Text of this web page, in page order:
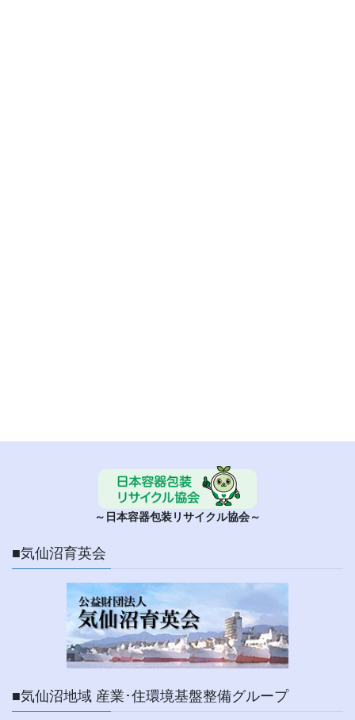
～日本容器包装リサイクル協会～
■気仙沼育英会
■気仙沼地域 産業･住環境基盤整備グループ